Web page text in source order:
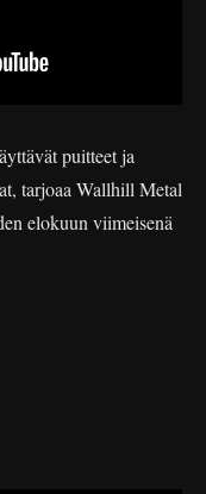
puitteet ja
tarjoaa Wallhill Metal
elokuun viimeisenä